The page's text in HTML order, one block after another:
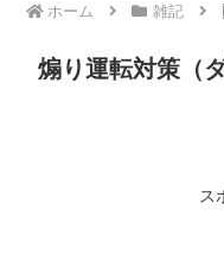
ホーム 雑記
煽り運転対策（
ス